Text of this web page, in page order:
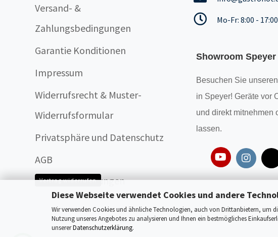
Diese Webseite verwendet Cookies und andere
Wir verwenden Cookies und ähnliche Technologien, auch von Drittanbietern, um
Nutzung unseres Angebotes zu analysieren und Ihnen ein bestmögliches
unsererDatenschutzerklärung.
Versand- &
Zahlungsbedingungen
Garantie Konditionen
Impressum
Widerrufsrecht & Muster-
Widerrufsformular
Privatsphäre und Datenschutz
AGB
Cookie Einstellungen
Mo-Fr: 8:00 -
Showroom Speyer
Besuchen Sie unseren
in Speyer! Geräte vor
und direkt mitnehmen
lassen.
Vertrag widerrufen